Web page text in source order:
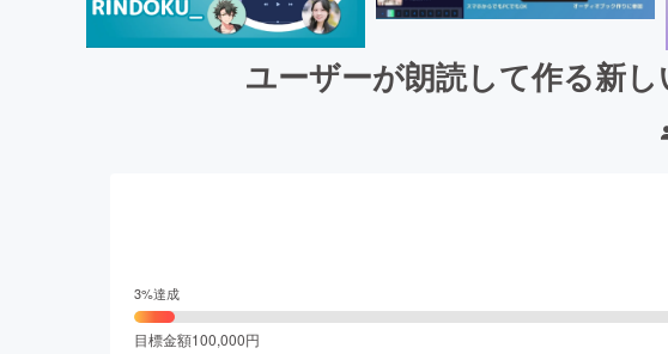
ユーザーが朗読して作る新
3%達成
目標金額100,000円